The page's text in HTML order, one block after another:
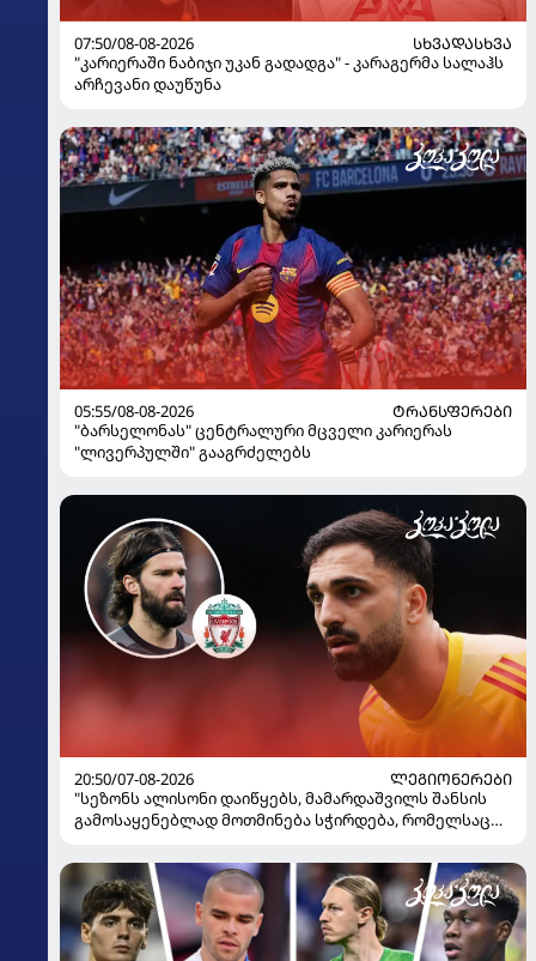
07:50/08-08-2026
ᲡᲮᲕᲐᲓᲐᲡᲮᲕᲐ
"კარიერაში ნაბიჯი უკან გადადგა" - კარაგერმა სალაჰს
არჩევანი დაუწუნა
05:55/08-08-2026
ᲢᲠᲐᲜᲡᲤᲔᲠᲔᲑᲘ
"ბარსელონას" ცენტრალური მცველი კარიერას
"ლივერპულში" გააგრძელებს
20:50/07-08-2026
ᲚᲔᲒᲘᲝᲜᲔᲠᲔᲑᲘ
"სეზონს ალისონი დაიწყებს, მამარდაშვილს შანსის
გამოსაყენებლად მოთმინება სჭირდება, რომელსაც
ყოფილმა მეკარემ